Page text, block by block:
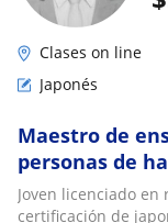
Clases on line
Japonés
Maestro de
personas de
Joven licenciado
certificación de